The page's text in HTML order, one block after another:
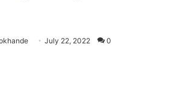
July 22, 2022 0